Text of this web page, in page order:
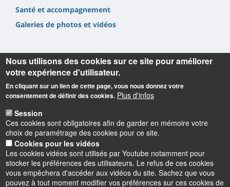
Santé et accompagnement
Galeries de photos et vidéos
Informations
Université d'Orléans
Faculté Droit, Économie, Gestion
Rue de Blois BP 26739
45067 Orléans cedex 2
Accueil : 02 38 41 70 31
Courriel :accueil.deg@univ-orleans.fr
Nous utilisons des cookies sur ce site pour améliorer
votre expérience d'utilisateur.
En cliquant sur un lien de cette page, vous nous donnez votre
consentement de définir des cookies. Plus d'infos
Session
Ces cookies sont obligatoires afin de garder en mémoire votre
choix de paramétrage des cookies pour ce site.
Cookies pour les vidéos
Les cookies vidéos sont utilisés par Youtube notamment pour
stocker les préférences des utilisateurs. Le refus de ces cookies
vous empêchera d'accéder aux vidéos du site. Sachez que vous
pouvez à tout moment modifier vos préférences sur ces cookies de